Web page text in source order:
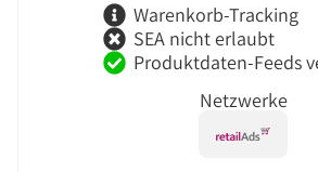
Warenkorb-Tracking
SEA nicht erlaubt
Produktdaten-Feeds
Netzwerke